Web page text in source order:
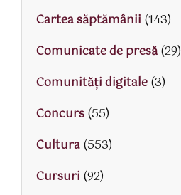
Cartea săptămânii (143)
Comunicate de presă(29)
Comunități digitale(3)
Concurs(55)
Cultura(553)
Cursuri (92)